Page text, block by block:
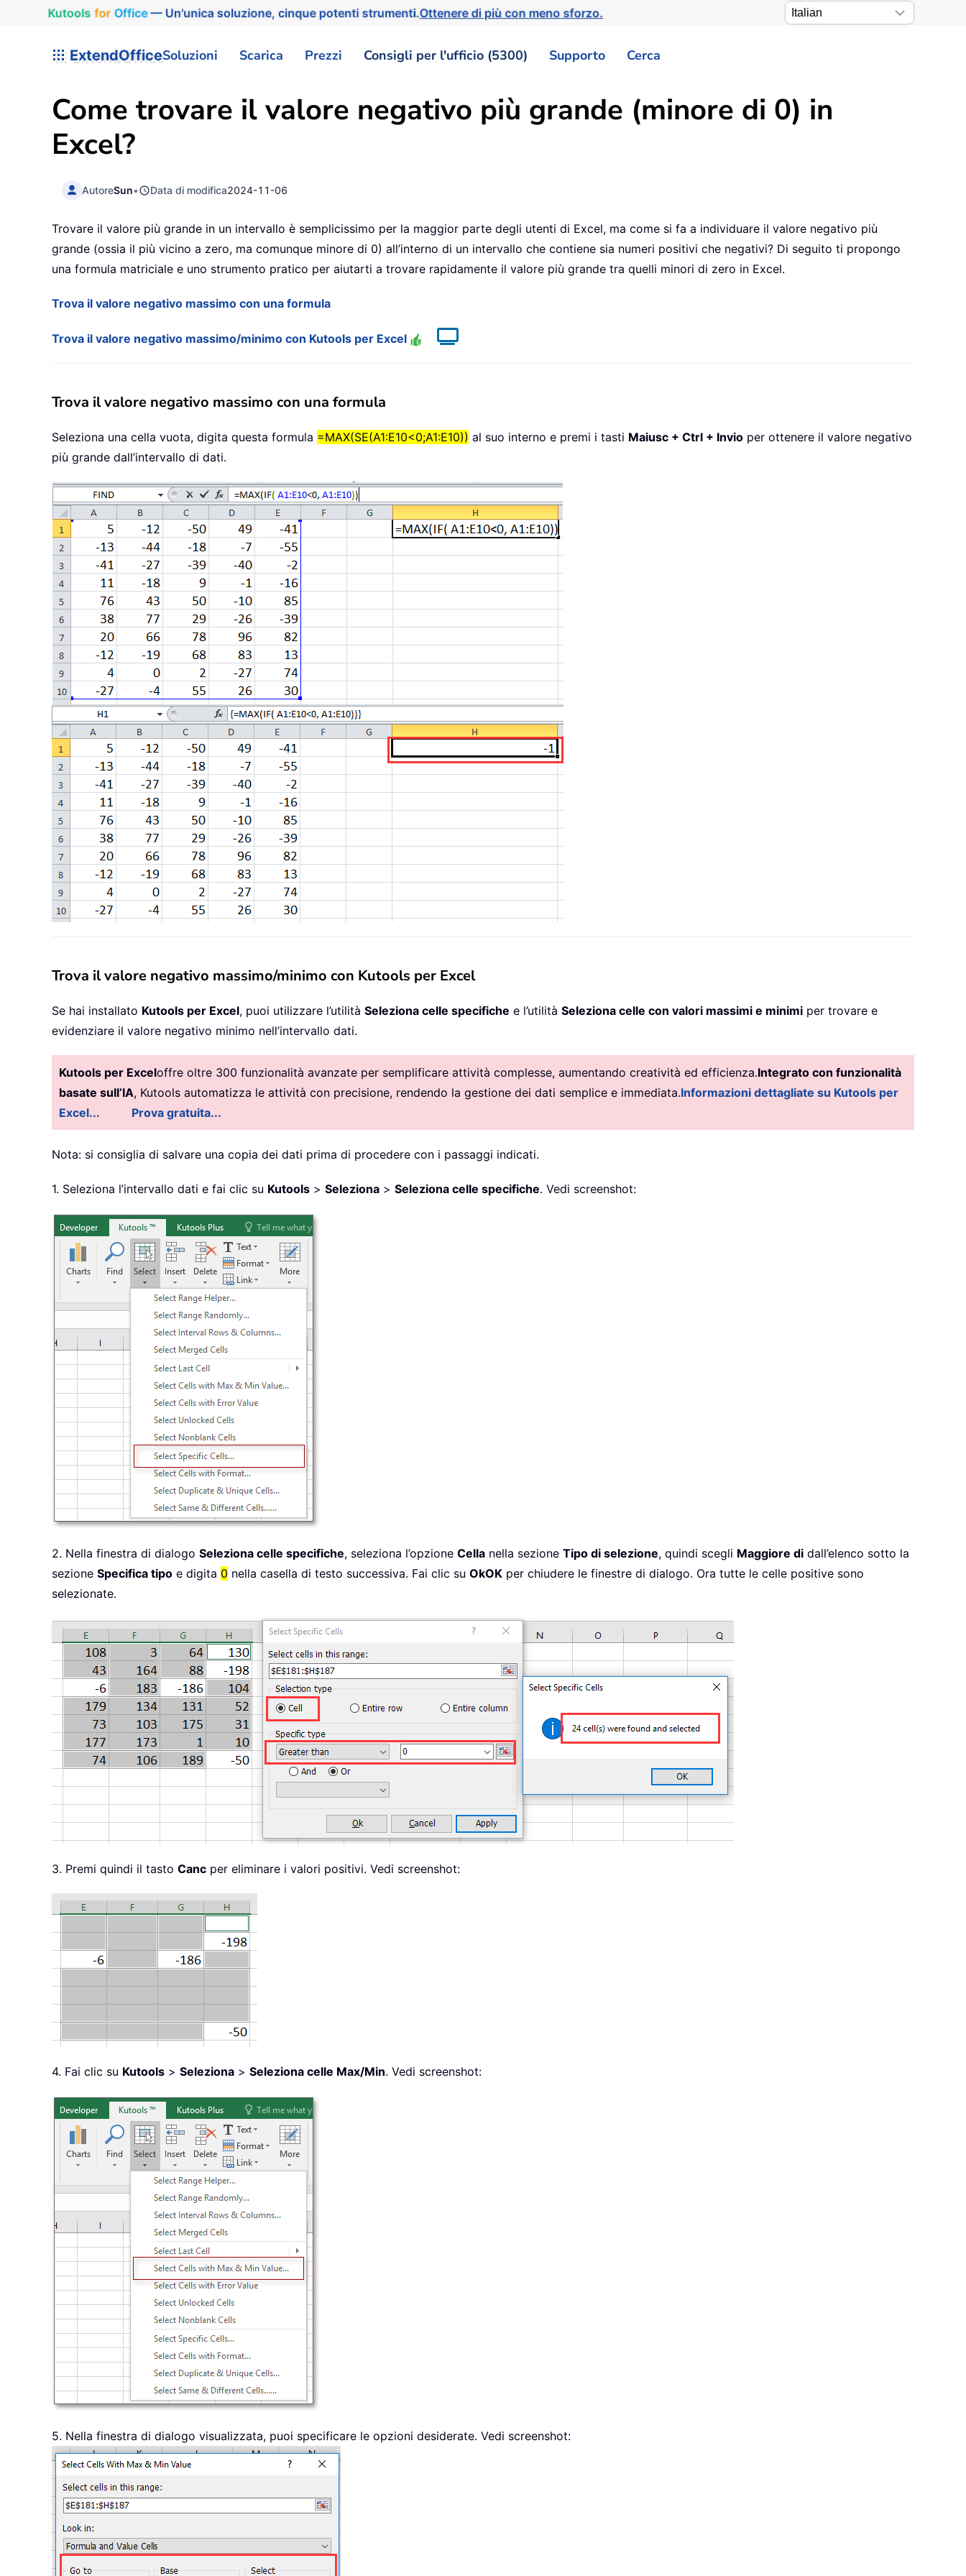
Kutools for Office— Un'unica soluzione, cinque potenti strumenti.Ottenere di più con meno sforzo.
ExtendOfficeSoluzioni Scarica Prezzi Consigli per l'ufficio (5300) Supporto Cerca
Come trovare il valore negativo più grande (minore di 0) in
Excel?
AutoreSun• Data di modifica2024-11-06
Trovare il valore più grande in un intervallo è semplicissimo per la maggior parte degli utenti di Excel, ma come si fa a individuare il valore negativo più
grande (ossia il più vicino a zero, ma comunque minore di 0) all’interno di un intervallo che contiene sia numeri positivi che negativi? Di seguito ti propongo
una formula matriciale e uno strumento pratico per aiutarti a trovare rapidamente il valore più grande tra quelli minori di zero in Excel.
Trova il valore negativo massimo con una formula
Trova il valore negativo massimo/minimo con Kutools per Excel
Trova il valore negativo massimo con una formula
Seleziona una cella vuota, digita questa formula =MAX(SE(A1:E10<0;A1:E10)) al suo interno e premi i tasti Maiusc + Ctrl + Invio per ottenere il valore negativo
più grande dall’intervallo di dati.
Trova il valore negativo massimo/minimo con Kutools per Excel
Se hai installato Kutools per Excel, puoi utilizzare l’utilità Seleziona celle specifiche e l’utilità Seleziona celle con valori massimi e minimi per trovare e
evidenziare il valore negativo minimo nell’intervallo dati.
Kutools per Exceloffre oltre 300 funzionalità avanzate per semplificare attività complesse, aumentando creatività ed efficienza.Integrato con funzionalità
basate sull’IA, Kutools automatizza le attività con precisione, rendendo la gestione dei dati semplice e immediata.Informazioni dettagliate su Kutools per
Excel...
Prova gratuita...
Nota: si consiglia di salvare una copia dei dati prima di procedere con i passaggi indicati.
1. Seleziona l’intervallo dati e fai clic su Kutools > Seleziona > Seleziona celle specifiche. Vedi screenshot:
2. Nella finestra di dialogo Seleziona celle specifiche, seleziona l’opzione Cella nella sezione Tipo di selezione, quindi scegli Maggiore di dall’elenco sotto la
sezione Specifica tipo e digita 0 nella casella di testo successiva. Fai clic su OkOK per chiudere le finestre di dialogo. Ora tutte le celle positive sono
selezionate.
3. Premi quindi il tasto Canc per eliminare i valori positivi. Vedi screenshot:
4. Fai clic su Kutools > Seleziona > Seleziona celle Max/Min. Vedi screenshot:
5. Nella finestra di dialogo visualizzata, puoi specificare le opzioni desiderate. Vedi screenshot: